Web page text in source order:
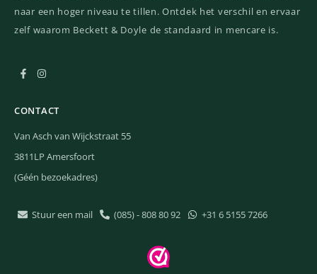
naar een hoger niveau te tillen. Ontdek het verschil en ervaar
zelf waarom Beckett & Doyle de standaard in mencare is.
CONTACT
Van Asch van Wijckstraat 55
3811LP Amersfoort
(Géén bezoekadres)
Stuur een mail (085) - 808 80 92 +31 6 5155 7266